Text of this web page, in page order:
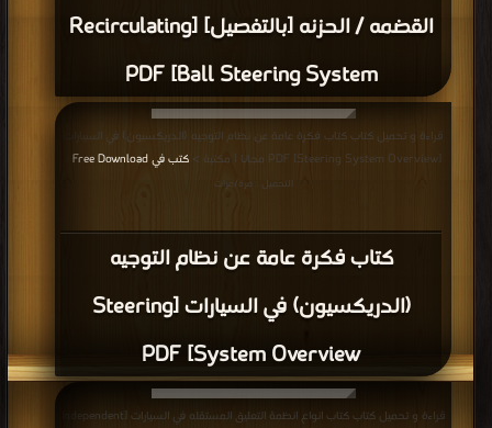
القضمه / الحزنه [بالتفصيل] [Recirculating
Ball Steering System] PDF
كتاب فكرة عامة عن نظام التوجيه
(الدريكسيون) في السيارات [Steering
System Overview] PDF
قراءة و تحميل كتاب كتاب فكرة عامة عن نظام التوجيه (الدريكسيون) في السيارات
[Steering System Overview] PDF مجانا | مكتبة >
كتب في Free Download
التحميل : مرة/مرات
قراءة و تحميل كتاب كتاب انواع انظمة التعليق المستقله في السيارات [Independent